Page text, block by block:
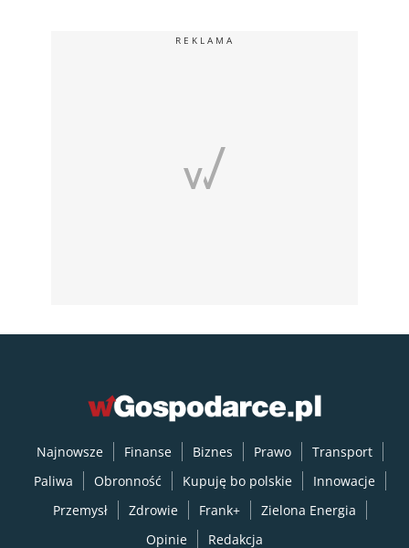
REKLAMA
Najnowsze Finanse Biznes Prawo
Transport
Paliwa
Obronność Kupuję bo polskie
Innowacje
Przemysł
Zdrowie Frank+
Zielona Energia
Opinie
Redakcja